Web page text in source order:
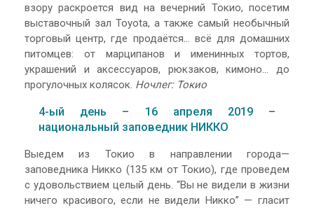
взору раскроется вид на вечерний Токио, посетим
выставочный зал Toyota, а также самый необычный
торговый центр, где продаётся… всё для домашних
питомцев: от марципанов и именинных тортов,
украшений и аксессуаров, рюкзаков, кимоно… до
прогулочных колясок. Ночлег: Токио
4-ый день – 16 апреля 2019 –
национальный заповедник НИККО
Выедем из Токио в направлении города—
заповедника Никко (135 км от Токио), где проведем
с удовольствием целый день. “Вы не видели в жизни
ничего красивого, если не видели Никко” — гласит